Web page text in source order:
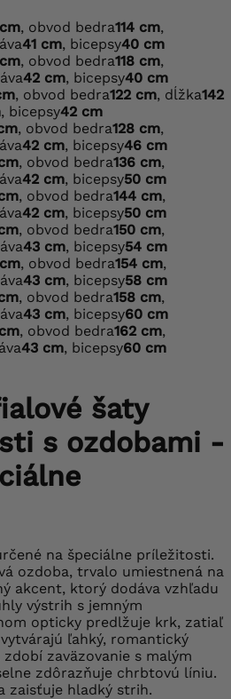
, obvod bedra114 cm,
41 cm, bicepsy40 cm
, obvod bedra118 cm,
42 cm, bicepsy40 cm
, obvod bedra122 cm, dĺžka142
, bicepsy42 cm
, obvod bedra128 cm,
42 cm, bicepsy46 cm
, obvod bedra136 cm,
42 cm, bicepsy50 cm
, obvod bedra144 cm,
42 cm, bicepsy50 cm
, obvod bedra150 cm,
43 cm, bicepsy54 cm
, obvod bedra154 cm,
43 cm, bicepsy58 cm
, obvod bedra158 cm,
43 cm, bicepsy60 cm
, obvod bedra162 cm,
43 cm, bicepsy60 cm
s ozdobami -
na špeciálne príležitosti.
ozdoba, trvalo umiestnená na
akcent, ktorý dodáva vzhľadu
výstrih s jemným
opticky predlžuje krk, zatiaľ
ľahký, romantický
zaväzovanie s malým
zdôrazňuje chrbtovú líniu.
zaisťuje hladký strih.